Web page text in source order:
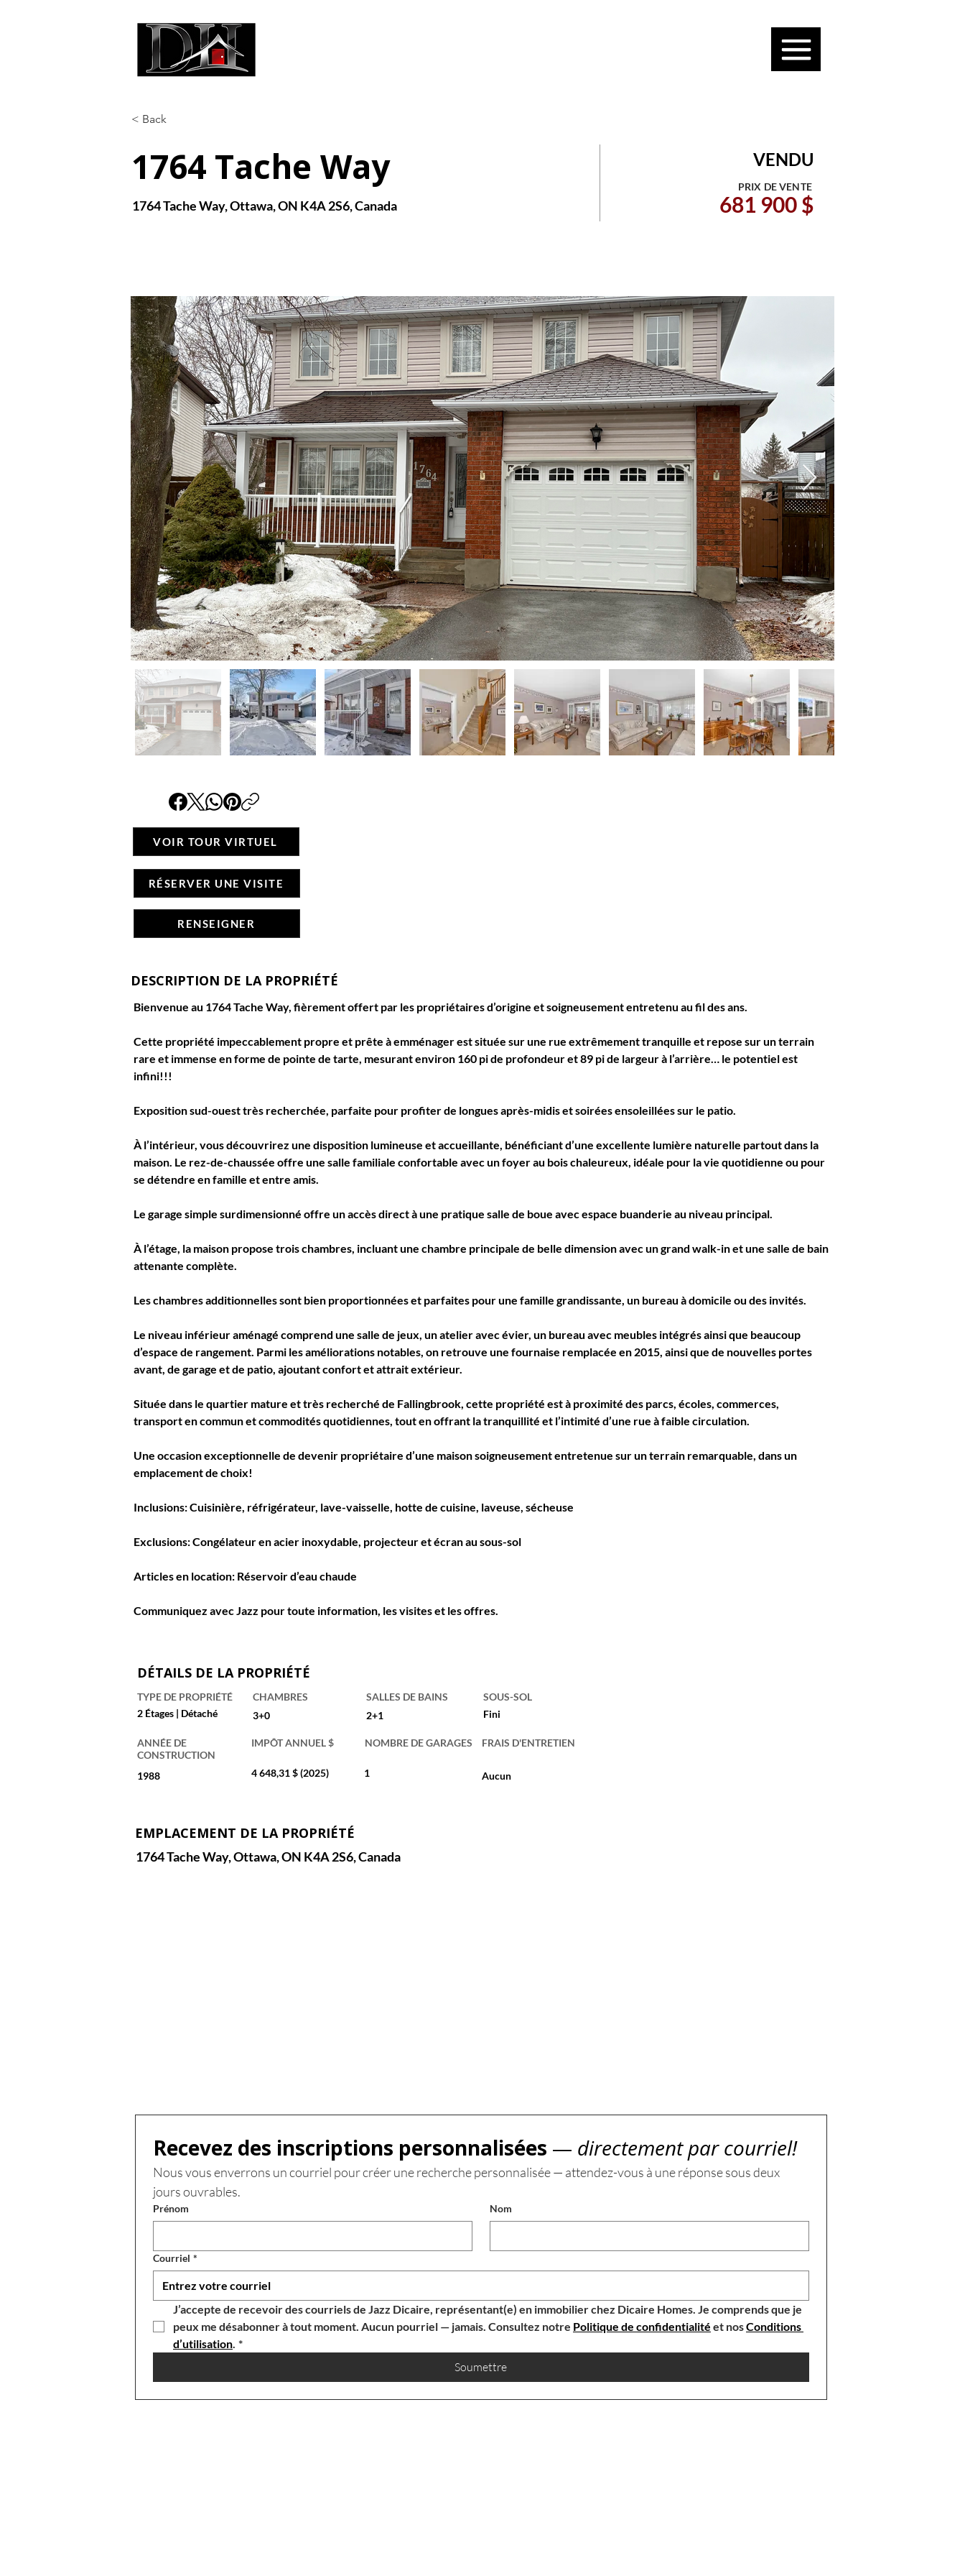
< Back
1764 Tache Way
1764 Tache Way, Ottawa, ON K4A 2S6, Canada
VENDU
PRIX DE VENTE
681 900 $
VOIR TOUR VIRTUEL
RÉSERVER UNE VISITE
RENSEIGNER
DESCRIPTION DE LA PROPRIÉTÉ
Bienvenue au 1764 Tache Way, fièrement offert par les propriétaires d’origine et soigneusement entretenu au fil des ans.
Cette propriété impeccablement propre et prête à emménager est située sur une rue extrêmement tranquille et repose sur un terrain
rare et immense en forme de pointe de tarte, mesurant environ 160 pi de profondeur et 89 pi de largeur à l’arrière… le potentiel est
infini!!!
Exposition sud-ouest très recherchée, parfaite pour profiter de longues après-midis et soirées ensoleillées sur le patio.
À l’intérieur, vous découvrirez une disposition lumineuse et accueillante, bénéficiant d’une excellente lumière naturelle partout dans la
maison. Le rez-de-chaussée offre une salle familiale confortable avec un foyer au bois chaleureux, idéale pour la vie quotidienne ou pour
se détendre en famille et entre amis.
Le garage simple surdimensionné offre un accès direct à une pratique salle de boue avec espace buanderie au niveau principal.
À l’étage, la maison propose trois chambres, incluant une chambre principale de belle dimension avec un grand walk-in et une salle de bain
attenante complète.
Les chambres additionnelles sont bien proportionnées et parfaites pour une famille grandissante, un bureau à domicile ou des invités.
Le niveau inférieur aménagé comprend une salle de jeux, un atelier avec évier, un bureau avec meubles intégrés ainsi que beaucoup
d’espace de rangement. Parmi les améliorations notables, on retrouve une fournaise remplacée en 2015, ainsi que de nouvelles portes
avant, de garage et de patio, ajoutant confort et attrait extérieur.
Située dans le quartier mature et très recherché de Fallingbrook, cette propriété est à proximité des parcs, écoles, commerces,
transport en commun et commodités quotidiennes, tout en offrant la tranquillité et l’intimité d’une rue à faible circulation.
Une occasion exceptionnelle de devenir propriétaire d’une maison soigneusement entretenue sur un terrain remarquable, dans un
emplacement de choix!
Inclusions: Cuisinière, réfrigérateur, lave-vaisselle, hotte de cuisine, laveuse, sécheuse
Exclusions: Congélateur en acier inoxydable, projecteur et écran au sous-sol
Articles en location: Réservoir d’eau chaude
Communiquez avec Jazz pour toute information, les visites et les offres.
DÉTAILS DE LA PROPRIÉTÉ
TYPE DE PROPRIÉTÉ
2 Étages | Détaché
CHAMBRES
3+0
SALLES DE BAINS
2+1
SOUS-SOL
Fini
IMPÔT ANNUEL $ NOMBRE DE GARAGES
ANNÉE DE
CONSTRUCTION
FRAIS D'ENTRETIEN
4 648,31 $ (2025) 1
1988 Aucun
EMPLACEMENT DE LA PROPRIÉTÉ
1764 Tache Way, Ottawa, ON K4A 2S6, Canada
Recevez des inscriptions personnalisées — directement par courriel!
Nous vous enverrons un courriel pour créer une recherche personnalisée — attendez-vous à une réponse sous deux
jours ouvrables.
Prénom Nom
Courriel *
J’accepte de recevoir des courriels de Jazz Dicaire, représentant(e) en immobilier chez Dicaire Homes. Je comprends que je
peux me désabonner à tout moment. Aucun pourriel — jamais. Consultez notre Politique de confidentialité et nos Conditions
d’utilisation. *
Soumettre